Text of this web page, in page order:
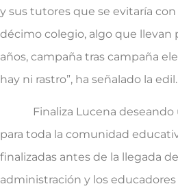
y sus tutores que se evitaría
décimo colegio, algo que
años, campaña tras campaña
hay ni rastro”, ha señalado la edil.
Finaliza Lucena deseando
para toda la comunidad
finalizadas antes de la llegada
administración y los